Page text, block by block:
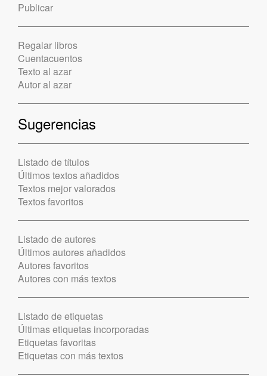
Publicar
Regalar libros
Cuentacuentos
Texto al azar
Autor al azar
Sugerencias
Listado de títulos
Últimos textos añadidos
Textos mejor valorados
Textos favoritos
Listado de autores
Últimos autores añadidos
Autores favoritos
Autores con más textos
Listado de etiquetas
Últimas etiquetas incorporadas
Etiquetas favoritas
Etiquetas con más textos